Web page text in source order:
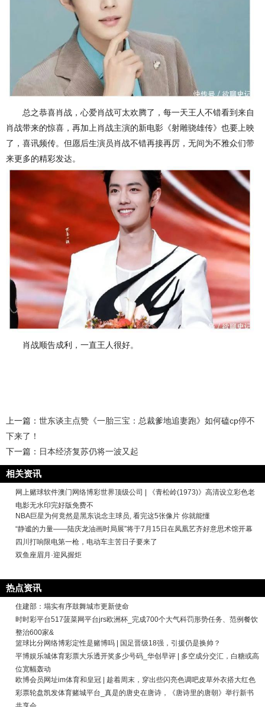
总之恭喜肖战，心爱肖战可太欢腾了，每一天王人不错看到来自
肖战带来的惊喜，再加上肖战主演的新电影《射雕骁雄传》也要上映
了，喜讯频传。但愿后生演员肖战不错再接再厉，无间为不雅众们带
来更多的精彩发达。
肖战顺告成利，一直王人很好。
上一篇： 世东谈主点赞《一胎三宝：总裁爹地追妻跑》如何磕cp停不
下来了！
下一篇： 日本经济复苏仍将一波又起
相关资讯
网上赌球软件澳门网络博彩世界顶级公司 | 《青松岭(1973)》高清设立彩色老
电影无水印完好版免费不
NBA巨星为何竟然是黑东说念主球员, 看完这5张像片 你就能懂
“静谧的力量——陆庆龙油画时局展”将于7月15日在凤凰艺齐好意思术馆开幕
四川打响限电第一枪，电动车主苦日子要来了
双鱼座眉月·迎风握炬
热点资讯
住建部：塌实有序鼓舞城市更新使命
时时彩平台517菠菜网平台jrs欧洲杯_完成700个大气科罚形势任务、范例餐饮
整治600家&
篮球比分网络博彩定性是赌博吗 | 国足晋级18强，引援仍是换帅？
平博娱乐城体育彩票大乐透开奖多少号码_华创早评 | 多空成分交汇，白糖或高
位宽幅轰动
欧博会员网址im体育和皇冠 | 趁着周末，穿出些闪亮色调吧皮草外衣搭大红色
彩票轮盘凯发体育赌城平台_真是的唐史在唐诗，《唐诗里的唐朝》举行新书